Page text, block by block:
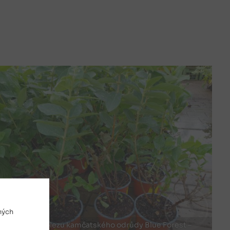
Sazenice zimolezu kamčatského odrůdy Blue Forest –